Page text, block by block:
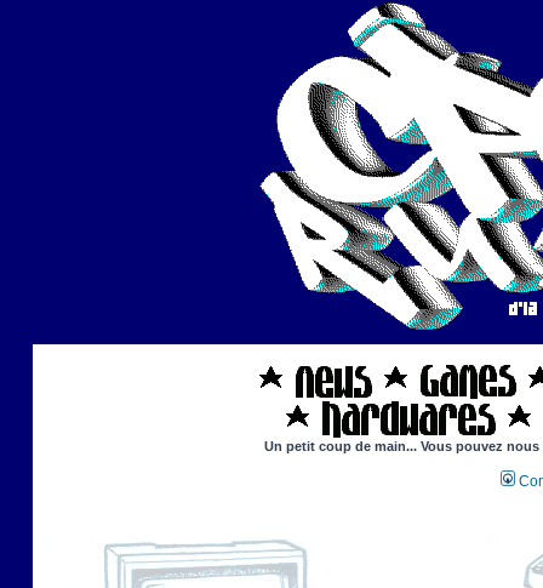
Un petit coup de main... Vous pouvez